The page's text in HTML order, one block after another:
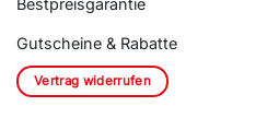
Bestpreisgarantie
Gutscheine & Rabatte
Vertrag widerrufen